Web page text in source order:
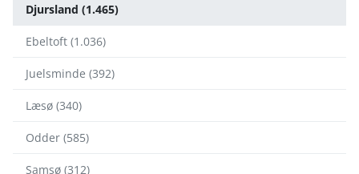
Djursland (1.465)
Ebeltoft (1.036)
Juelsminde (392)
Læsø (340)
Odder (585)
Samsø (312)